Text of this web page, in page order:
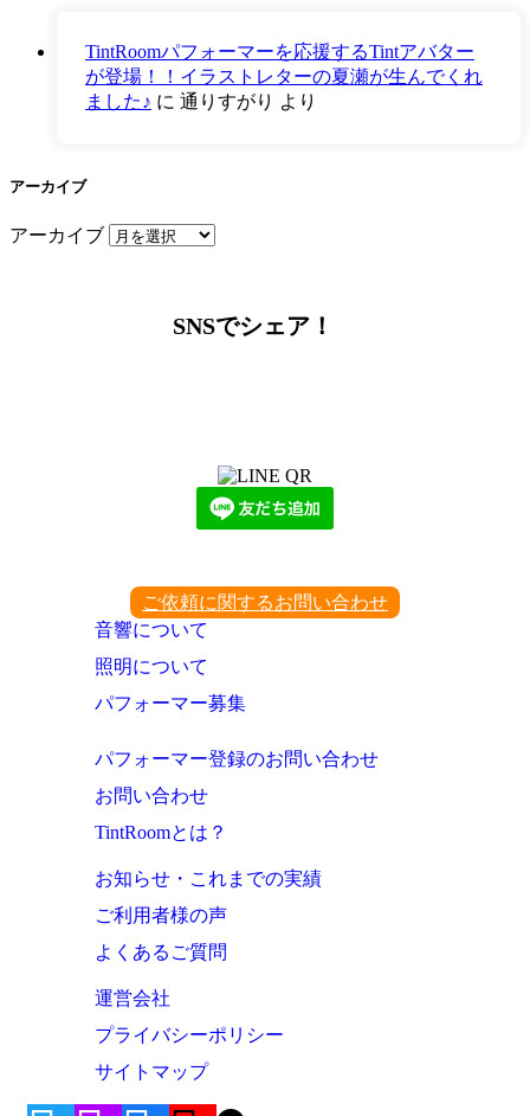
TintRoomパフォーマーを応援するTintアバター
が登場！！イラストレターの夏瀬が生んでくれ
ました♪ に 通りすがり より
アーカイブ
アーカイブ
SNSでシェア！
ご依頼に関するお問い合わせ
音響について
照明について
パフォーマー募集
パフォーマー登録のお問い合わせ
お問い合わせ
TintRoomとは？
お知らせ・これまでの実績
ご利用者様の声
よくあるご質問
運営会社
プライバシーポリシー
サイトマップ